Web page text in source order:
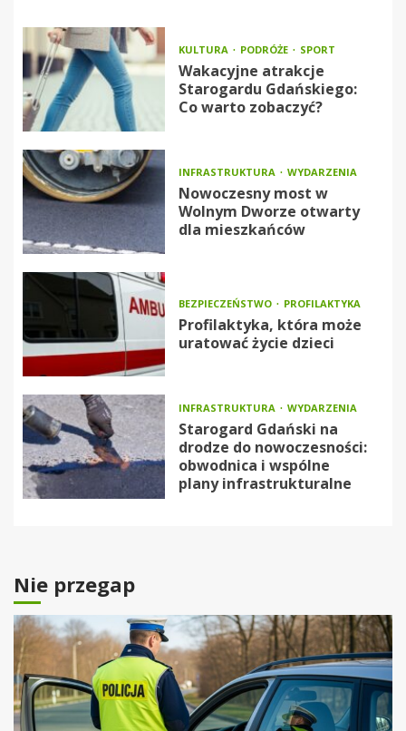
KULTURA PODRÓŻE SPORT
Wakacyjne atrakcje
Starogardu Gdańskiego:
Co warto zobaczyć?
INFRASTRUKTURA WYDARZENIA
Nowoczesny most w
Wolnym Dworze otwarty
dla mieszkańców
BEZPIECZEŃSTWO PROFILAKTYKA
Profilaktyka, która może
uratować życie dzieci
INFRASTRUKTURA WYDARZENIA
Starogard Gdański na
drodze do nowoczesności:
obwodnica i wspólne
plany infrastrukturalne
Nie przegap